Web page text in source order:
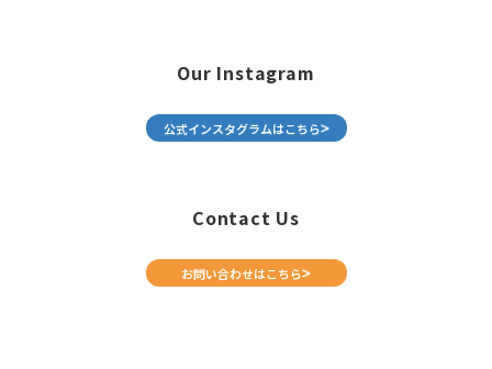
Our Instagram
公式インスタグラムはこちら
Contact Us
お問い合わせはこちら